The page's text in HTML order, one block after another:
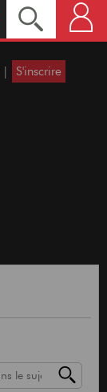
| S'inscrire